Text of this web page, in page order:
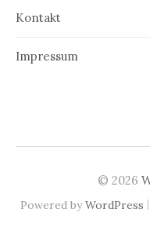
Kontakt
Impressum
© 2026
Powered byWordPress |